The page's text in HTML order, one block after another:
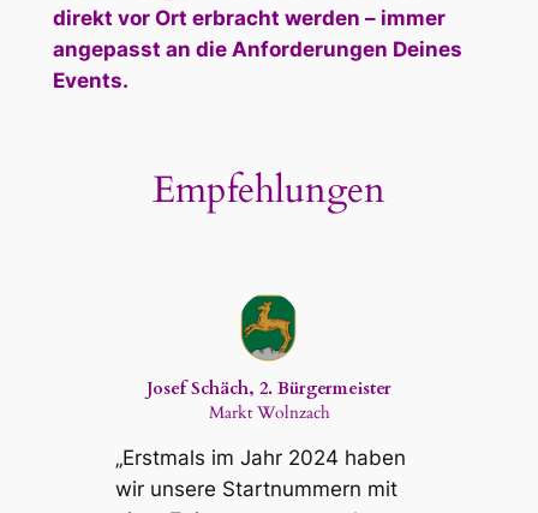
direkt vor Ort erbracht werden – immer
angepasst an die Anforderungen Deines
Events.
Empfehlungen
Josef Schäch, 2. Bürgermeister
Markt Wolnzach
„Erstmals im Jahr 2024 haben
wir unsere Startnummern mit